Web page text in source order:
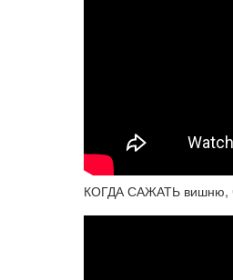
КОГДА САЖАТЬ вишню,